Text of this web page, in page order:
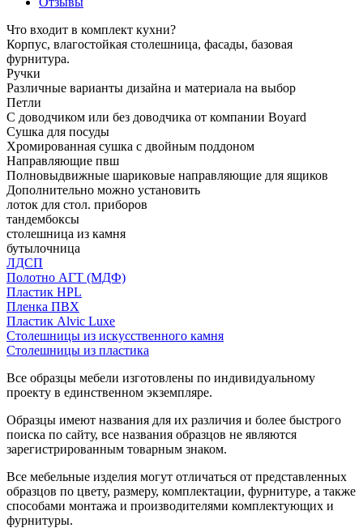
Что входит в комплект кухни?
Корпус, влагостойкая столешница, фасады, базовая
фурнитура.
Ручки
Различные варианты дизайна и материала на выбор
Петли
С доводчиком или без доводчика от компании Boyard
Сушка для посуды
Хромированная сушка с двойным поддоном
Направляющие пвш
Полновыдвижные шариковые направляющие для ящиков
Дополнительно можно установить
лоток для стол. приборов
тандембоксы
столешница из камня
бутылочница
ЛДСП
Полотно АГТ (МДФ)
Пластик HPL
Пленка ПВХ
Пластик Alvic Luxe
Столешницы из искусственного камня
Столешницы из пластика
Все образцы мебели изготовлены по индивидуальному
проекту в единственном экземпляре.
Образцы имеют названия для их различия и более быстрого
поиска по сайту, все названия образцов не являются
зарегистрированным товарным знаком.
Все мебельные изделия могут отличаться от представленных
образцов по цвету, размеру, комплектации, фурнитуре, а также
способами монтажа и производителями комплектующих и
фурнитуры.